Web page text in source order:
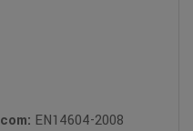
EN14604-2008